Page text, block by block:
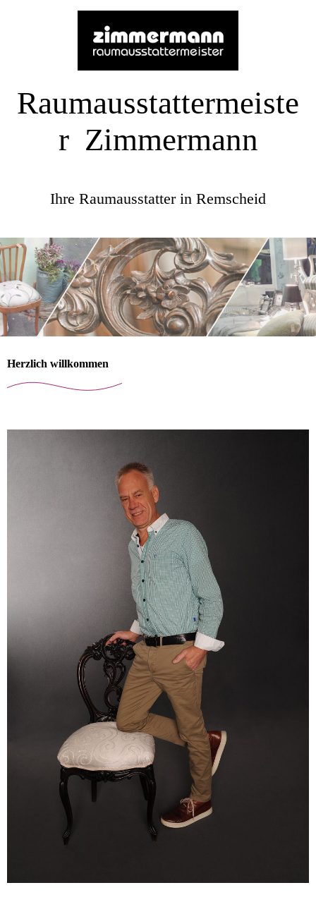
Raumausstattermeiste
r Zimmermann
Ihre Raumausstatter in Remscheid
Herzlich willkommen